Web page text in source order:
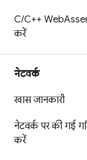
C/C++ Web
करें
नेटवर्क
खास जानकारी
नेटवर्क पर की गई
करें